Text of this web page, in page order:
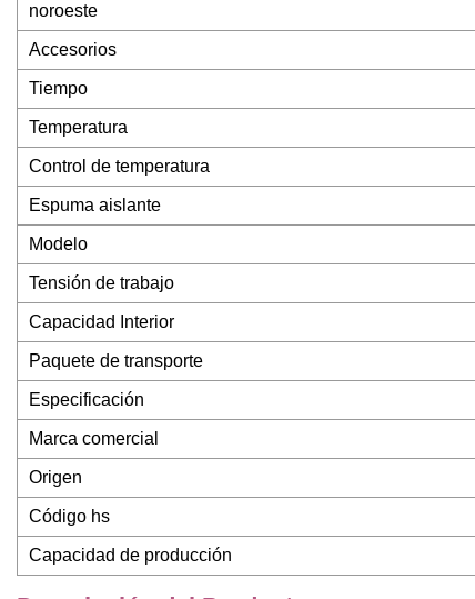
noroeste
Accesorios
Tiempo
Temperatura
Control de temperatura
Espuma aislante
Modelo
Tensión de trabajo
Capacidad Interior
Paquete de transporte
Especificación
Marca comercial
Origen
Código hs
Capacidad de producción